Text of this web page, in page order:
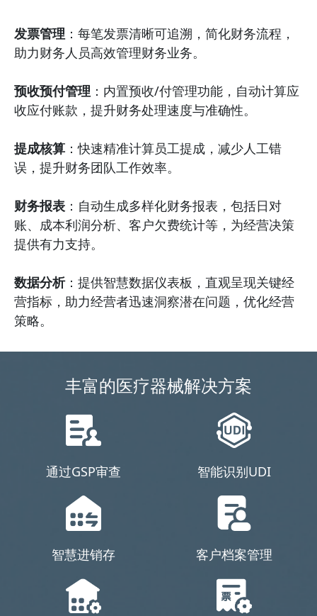
发票管理 ：每笔发票清晰可追溯，简化财务流程，
助力财务人员高效管理财务业务。
预收预付管理 ：内置预收/付管理功能，自动计算应
收应付账款，提升财务处理速度与准确性。
提成核算 ：快速精准计算员工提成，减少人工错
误，提升财务团队工作效率。
财务报表 ：自动生成多样化财务报表，包括日对
账、成本利润分析、客户欠费统计等，为经营决策
提供有力支持。
数据分析：提供智慧数据仪表板，直观呈现关键经
营指标，助力经营者迅速洞察潜在问题，优化经营
策略。
丰富的医疗器械解决方案
通过GSP审查 智能识别UDI
智慧进销存 客户档案管理